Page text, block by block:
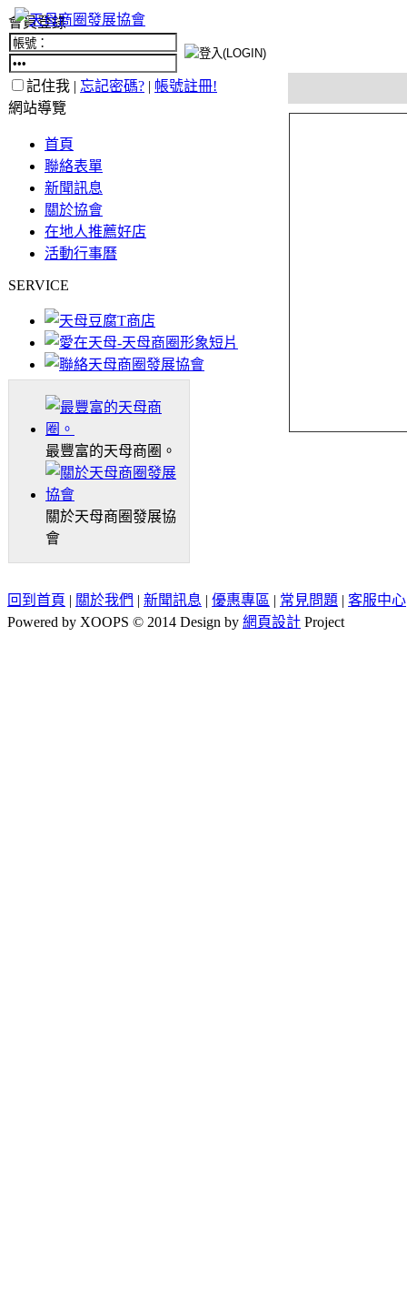
會員登錄
記住我 | 忘記密碼? | 帳號註冊!
網站導覽
首頁
聯絡表單
新聞訊息
關於協會
在地人推薦好店
活動行事曆
SERVICE
最豐富的天母商圈。
關於天母商圈發展協
會
回到首頁 | 關於我們 | 新聞訊息 | 優惠專區 | 常見問題 | 客服中心
Powered by XOOPS © 2014 Design by 網頁設計 Project